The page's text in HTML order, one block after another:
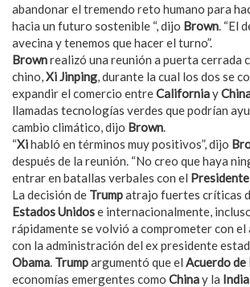
abandonar el tremendo reto humano para
hacia un futuro sostenible “, dijo Brown. “El
avecina y tenemos que hacer el turno”.
Brownrealizó una reunión a puerta cerrada
chino,Xi Jinping, durante la cual los dos se
expandir el comercio entreCaliforniay
llamadas tecnologías verdes que podrían
cambio climático, dijo Brown.
“Xihabló en términos muy positivos”, dijo
después de la reunión. “No creo que haya
entrar en batallas verbales con el
La decisión de Trumpatrajo fuertes críticas
Estados Unidose internacionalmente,
rápidamente se volvió a comprometer con
con la administración del ex presidente
Obama. Trumpargumentó que el Acuerdo de
economías emergentes como Chinay la India